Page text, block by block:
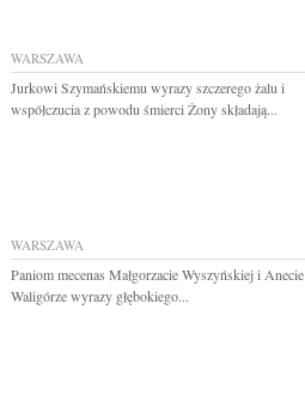
WARSZAWA
Jurkowi Szymańskiemu wyrazy szczerego żalu i
współczucia z powodu śmierci Żony składają...
WARSZAWA
Paniom mecenas Małgorzacie Wyszyńskiej i Anecie
Waligórze wyrazy głębokiego...